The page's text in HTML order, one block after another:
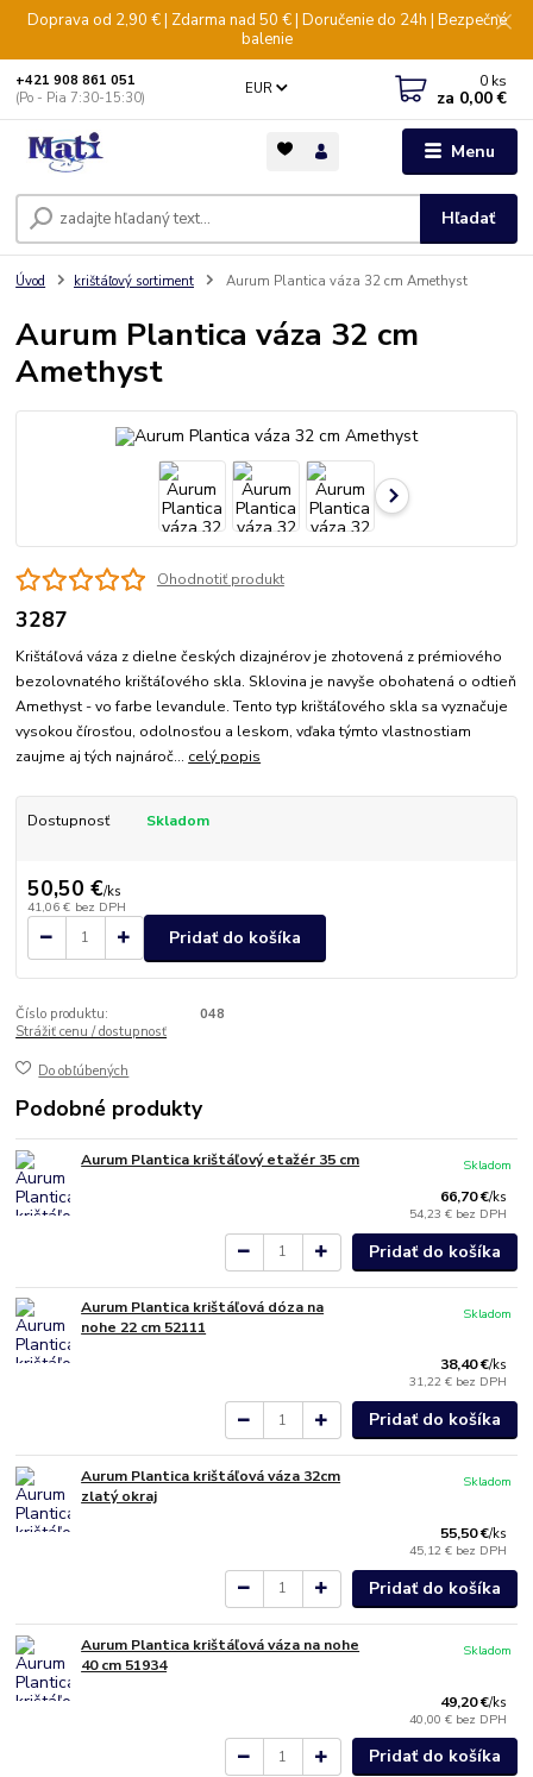
Doprava od 2,90 € | Zdarma nad 50 € | Doručenie do 24h | Bezpečné
balenie
Menu
EUR
Hľadať
+421 908 861 051
(Po - Pia 7:30-15:30)
0 ks
za 0,00 €
Úvod krištáľový sortiment Aurum Plantica váza 32 cm Amethyst
Aurum Plantica váza 32 cm
Amethyst
Ohodnotiť produkt
3287
Krištáľová váza z dielne českých dizajnérov je zhotovená z prémiového
bezolovnatého krištáľového skla. Sklovina je navyše obohatená o odtieň
Amethyst - vo farbe levandule. Tento typ krištáľového skla sa vyznačuje
vysokou čírosťou, odolnosťou a leskom, vďaka týmto vlastnostiam
zaujme aj tých najnároč... celý popis
Dostupnosť Skladom
50,50 €/ks
41,06 € bez DPH
Pridať do košíka
Číslo produktu:
048
Strážiť cenu / dostupnosť
Do obľúbených
Podobné produkty
Aurum Plantica krištáľový etažér 35 cm
66,70 €/ks
54,23 € bez DPH
Skladom
Pridať do košíka
Aurum Plantica krištáľová dóza na
nohe 22 cm 52111
38,40 €/ks
31,22 € bez DPH
Skladom
Pridať do košíka
Aurum Plantica krištáľová váza 32cm
zlatý okraj
55,50 €/ks
45,12 € bez DPH
Skladom
Pridať do košíka
Aurum Plantica krištáľová váza na nohe
40 cm 51934
49,20 €/ks
40,00 € bez DPH
Skladom
Pridať do košíka